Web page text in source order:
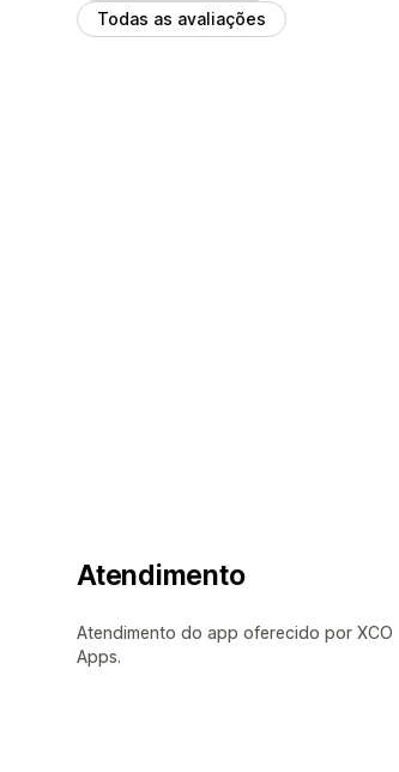
Todas as avaliações
Atendimento
Atendimento do app oferecido por XCO
Apps.